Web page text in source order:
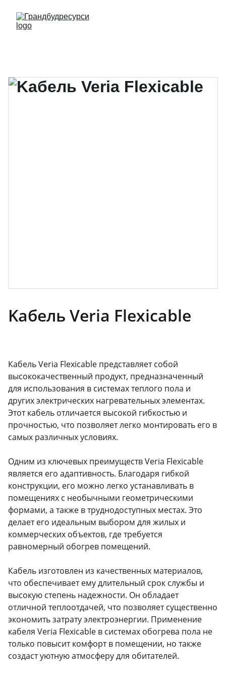
Kабель Veria Flexicable
Кабель Veria Flexicable представляет собой
высококачественный продукт, предназначенный
для использования в системах теплого пола и
других электрических нагревательных элементах.
Этот кабель отличается высокой гибкостью и
прочностью, что позволяет легко монтировать его в
самых различных условиях.
Одним из ключевых преимуществ Veria Flexicable
является его адаптивность. Благодаря гибкой
конструкции, его можно легко устанавливать в
помещениях с необычными геометрическими
формами, а также в труднодоступных местах. Это
делает его идеальным выбором для жилых и
коммерческих объектов, где требуется
равномерный обогрев помещений.
Кабель изготовлен из качественных материалов,
что обеспечивает ему длительный срок службы и
высокую степень надежности. Он обладает
отличной теплоотдачей, что позволяет существенно
экономить затрату электроэнергии. Применение
кабеля Veria Flexicable в системах обогрева пола не
только повысит комфорт в помещении, но также
создаст уютную атмосферу для обитателей.